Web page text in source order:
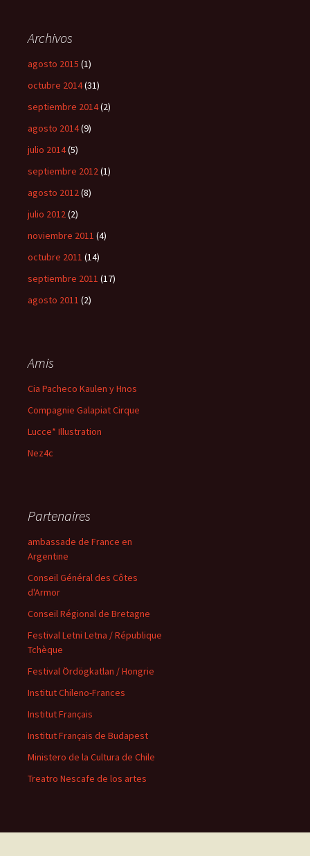
Archivos
agosto 2015 (1)
octubre 2014(31)
septiembre 2014(2)
agosto 2014(9)
julio 2014(5)
septiembre 2012(1)
agosto 2012(8)
julio 2012(2)
noviembre 2011 (4)
octubre 2011 (14)
septiembre 2011 (17)
agosto 2011 (2)
Amis
Cia Pacheco Kaulen y Hnos
Compagnie Galapiat Cirque
Lucce* Illustration
Nez4c
Partenaires
ambassade de France en
Argentine
Conseil Général des Côtes
d'Armor
Conseil Régional de Bretagne
Festival Letni Letna / République
Tchèque
Festival Ördögkatlan / Hongrie
Institut Chileno-Frances
Institut Français
Institut Français de Budapest
Ministero de la Cultura de Chile
Treatro Nescafe de los artes